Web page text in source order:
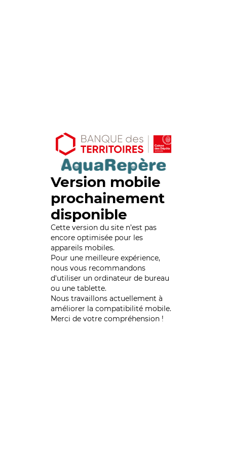
Version mobile
prochainement
disponible
Cette version du site n’est pas
encore optimisée pour les
appareils mobiles.
Pour une meilleure expérience,
nous vous recommandons
d'utiliser un ordinateur de bureau
ou une tablette.
Nous travaillons actuellement à
améliorer la compatibilité mobile.
Merci de votre compréhension !